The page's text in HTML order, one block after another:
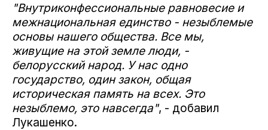
"Внутриконфессиональные равновесие и
межнациональная единство - незыблемые
основы нашего общества. Все мы,
живущие на этой земле люди, -
белорусский народ. У нас одно
государство, один закон, общая
историческая память на всех. Это
незыблемо, это навсегда", - добавил
Лукашенко.